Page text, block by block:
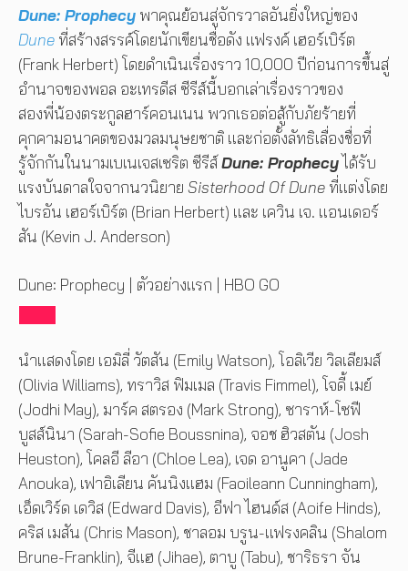
Dune: Prophecy พาคุณย้อนสู่จักรวาลอันยิ่งใหญ่ของ
Dune ที่สร้างสรรค์โดยนักเขียนชื่อดัง แฟรงค์ เฮอร์เบิร์ต
(Frank Herbert) โดยดำเนินเรื่องราว 10,000 ปีก่อนการขึ้นสู่
อำนาจของพอล อะเทรดีส ซีรีส์นี้บอกเล่าเรื่องราวของ
สองพี่น้องตระกูลฮาร์คอนเนน พวกเธอต่อสู้กับภัยร้ายที่
คุกคามอนาคตของมวลมนุษยชาติ และก่อตั้งลัทธิเลื่องชื่อที่
รู้จักกันในนามเบเนเจสเซริต ซีรีส์Dune: Prophecyได้รับ
แรงบันดาลใจจากนวนิยาย Sisterhood Of Dune ที่แต่งโดย
ไบรอัน เฮอร์เบิร์ต (Brian Herbert) และ เควิน เจ. แอนเดอร์
สัน (Kevin J. Anderson)
Dune: Prophecy | ตัวอย่างแรก | HBO GO
นำแสดงโดย เอมิลี่ วัตสัน (Emily Watson), โอลิเวีย วิลเลียมส์
(Olivia Williams), ทราวิส ฟิมเมล (Travis Fimmel), โจดี้ เมย์
(Jodhi May), มาร์ค สตรอง (Mark Strong), ซาราห์-โซฟี
บูสส์นินา (Sarah-Sofie Boussnina), จอช ฮิวสตัน (Josh
Heuston), โคลอี ลีอา (Chloe Lea), เจด อานูคา (Jade
Anouka), เฟาอิเลียน คันนิงแฮม (Faoileann Cunningham),
เอ็ดเวิร์ด เดวิส (Edward Davis), อีฟา ไฮนด์ส (Aoife Hinds),
คริส เมสัน (Chris Mason), ชาลอม บรูน-แฟรงคลิน (Shalom
Brune-Franklin), จีแฮ (Jihae), ตาบู (Tabu), ชาริธรา จัน